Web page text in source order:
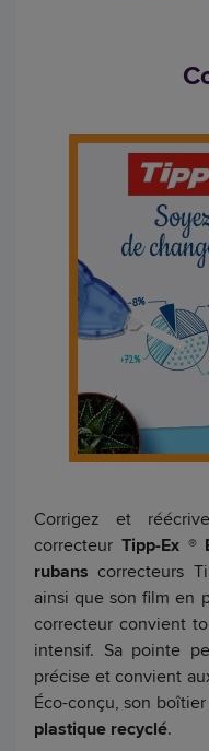
Corrigez et
correcteur Tipp-Ex ®
rubans correcteurs
ainsi que son film en
correcteur convient
intensif. Sa pointe
précise et convient
Éco-conçu, son
plastique recyclé.